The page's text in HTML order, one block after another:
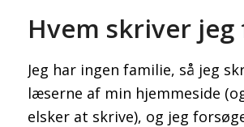
Hvem skriver jeg
Jeg har ingen familie, så jeg
læserne af min hjemmeside
elsker at skrive), og jeg